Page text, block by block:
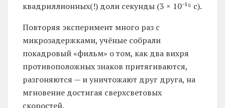
квадриллионных(!) доли секунды (3 × 10⁻¹⁵ с).
Повторяя эксперимент много раз с
микрозадержками, учёные собрали
покадровый «фильм» о том, как два вихря
противоположных знаков притягиваются,
разгоняются — и уничтожают друг друга, на
мгновение достигая сверхсветовых
скоростей.